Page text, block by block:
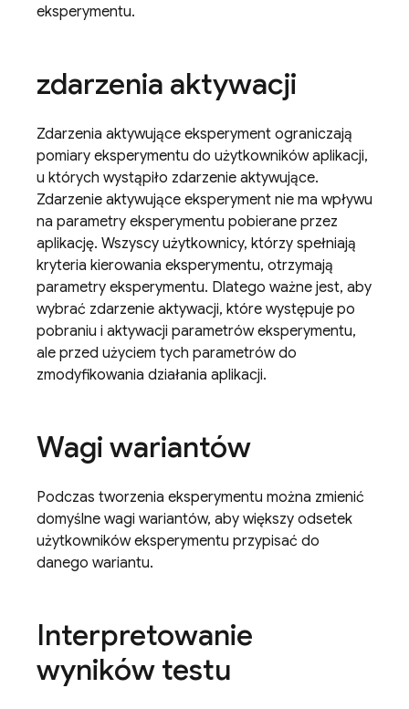
eksperymentu.
zdarzenia aktywacji
Zdarzenia aktywujące eksperyment ograniczają
pomiary eksperymentu do użytkowników aplikacji,
u których wystąpiło zdarzenie aktywujące.
Zdarzenie aktywujące eksperyment nie ma wpływu
na parametry eksperymentu pobierane przez
aplikację. Wszyscy użytkownicy, którzy spełniają
kryteria kierowania eksperymentu, otrzymają
parametry eksperymentu. Dlatego ważne jest, aby
wybrać zdarzenie aktywacji, które występuje po
pobraniu i aktywacji parametrów eksperymentu,
ale przed użyciem tych parametrów do
zmodyfikowania działania aplikacji.
Wagi wariantów
Podczas tworzenia eksperymentu można zmienić
domyślne wagi wariantów, aby większy odsetek
użytkowników eksperymentu przypisać do
danego wariantu.
Interpretowanie
wyników testu